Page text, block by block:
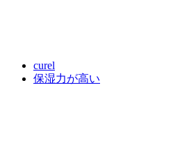
curel
保湿力が高い